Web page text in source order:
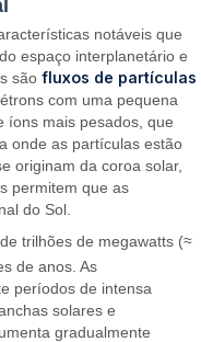
notáveis que
espaço interplanetário e
sãofluxos de partículas
com uma pequena
íons mais pesados, que
onde as partículas estão
originam da coroa solar,
permitem que as
do Sol.
trilhões de megawatts (≈
de anos. As
períodos de intensa
solares e
gradualmente